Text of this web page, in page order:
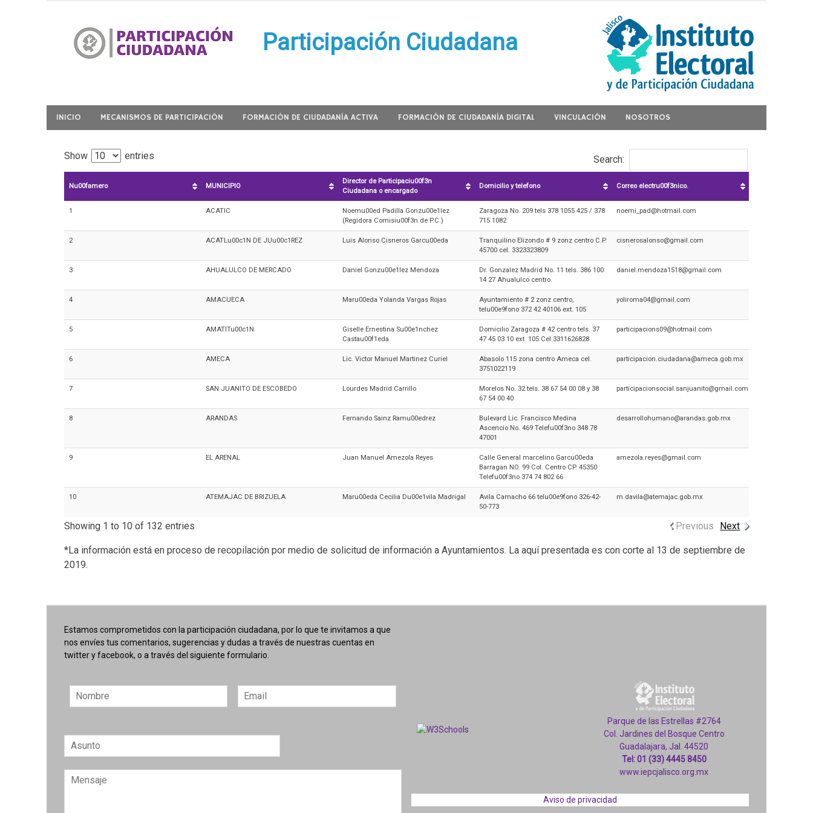
contenido
Participación Ciudadana
INICIO MECANISMOS DE PARTICIPACIÓN FORMACIÓN DE CIUDADANÍA ACTIVA FORMACIÓN DE CIUDADANÍA DIGITAL VINCULACIÓN NOSOTROS
Show entries Search:
Nu00famero MUNICIPIO
Director de Participaciu00f3n
Ciudadana o encargado
Domicilio y telefono Correo electru00f3nico.
1 ACATIC
Noemu00ed Padilla Gonzu00e1lez
(Regidora Comisiu00f3n de P.C.)
Zaragoza No. 209 tels 378 1055 425 / 378
715 1082
noemi_pad@hotmail.com
2 ACATLu00c1N DE JUu00c1REZ Luis Alonso Cisneros Garcu00eda
Tranquilino Elizondo # 9 zonz centro C.P.
45700 cel. 3323323809
cisnerosalonso@gmail.com
3 AHUALULCO DE MERCADO Daniel Gonzu00e1lez Mendoza
Dr. Gonzalez Madrid No. 11 tels. 386 100
14 27 Ahualulco centro.
daniel.mendoza1518@gmail.com
4 AMACUECA Maru00eda Yolanda Vargas Rojas
Ayuntamiento # 2 zonz centro,
telu00e9fono 372 42 40106 ext. 105
yoliroma04@gmail.com
5 AMATITu00c1N
Giselle Ernestina Su00e1nchez
Castau00f1eda
Domicilio Zaragoza # 42 centro tels. 37
47 45 03 10 ext. 105 Cel.3311626828
participacions09@hotmail.com
6 AMECA Lic. Victor Manuel Martinez Curiel
Abasolo 115 zona centro Ameca cel.
3751022119
participacion.ciudadana@ameca.gob.mx
7 SAN JUANITO DE ESCOBEDO Lourdes Madrid Carrillo
Morelos No. 32 tels. 38 67 54 00 08 y 38
67 54 00 40
participacionsocial.sanjuanito@gmail.com
8 ARANDAS Fernando Sainz Ramu00edrez
Bulevard Lic. Francisco Medina
Ascencio No. 469 Telefu00f3no 348 78
47001
desarrollohumano@arandas.gob.mx
9 EL ARENAL Juan Manuel Amezola Reyes
Calle General marcelino Garcu00eda
Barragan NO. 99 Col. Centro CP. 45350
Telefu00f3no 374 74 802 66
amezola.reyes@gmail.com
10 ATEMAJAC DE BRIZUELA Maru00eda Cecilia Du00e1vila Madrigal
Avila Camacho 66 telu00e9fono 326-42-
50-773
m.davila@atemajac.gob.mx
Showing 1 to 10 of 132 entries Previous Next
*La información está en proceso de recopilación por medio de solicitud de información a Ayuntamientos. La aquí presentada es con corte al 13 de septiembre de
2019.
Estamos comprometidos con la participación ciudadana, por lo que te invitamos a que
nos envíes tus comentarios, sugerencias y dudas a través de nuestras cuentas en
twitter y facebook, o a través del siguiente formulario.
Parque de las Estrellas #2764
Col. Jardines del Bosque Centro
Guadalajara, Jal. 44520
Tel: 01 (33) 4445 8450
www.iepcjalisco.org.mx
Aviso de privacidad